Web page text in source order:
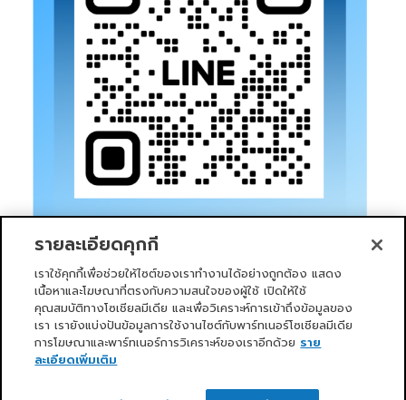
หน้าแรก บริการของเรา ข่าวสารและกิจกรรม PRIMO CLUB
เกี่ยวกับเรา นักลงทุนสัมพันธ์
Copyright 2026 © Primo Service Solution Company
รายละเอียดคุกกี้
เราใช้คุกกี้เพื่อช่วยให้ไซต์ของเราทำงานได้อย่างถูกต้อง แสดง
เนื้อหาและโฆษณาที่ตรงกับความสนใจของผู้ใช้ เปิดให้ใช้
คุณสมบัติทางโซเชียลมีเดีย และเพื่อวิเคราะห์การเข้าถึงข้อมูลของ
เรา เรายังแบ่งปันข้อมูลการใช้งานไซต์กับพาร์ทเนอร์โซเชียลมีเดีย
การโฆษณาและพาร์ทเนอร์การวิเคราะห์ของเราอีกด้วย ราย
ละเอียดเพิ่มเติม
ติดต่อเรา